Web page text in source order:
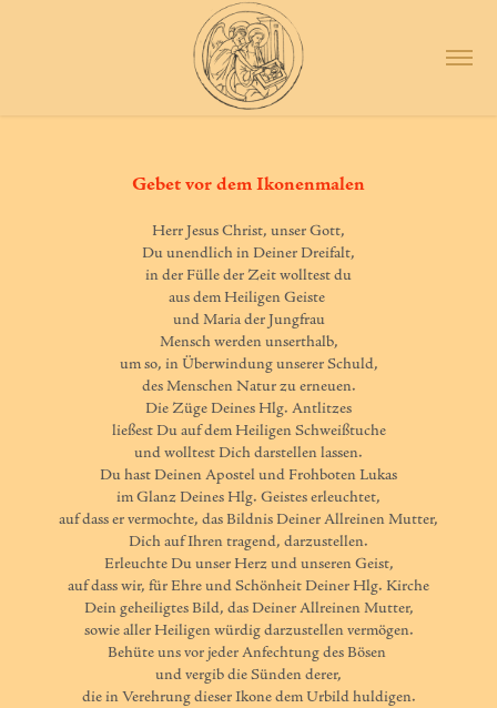
Gebet vor dem Ikonenmalen
Herr Jesus Christ, unser Gott,
Du unendlich in Deiner Dreifalt,
in der Fülle der Zeit wolltest du
aus dem Heiligen Geiste
und Maria der Jungfrau
Mensch werden unserthalb,
um so, in Überwindung unserer Schuld,
des Menschen Natur zu erneuen.
Die Züge Deines Hlg. Antlitzes
ließest Du auf dem Heiligen Schweißtuche
und wolltest Dich darstellen lassen.
Du hast Deinen Apostel und Frohboten Lukas
im Glanz Deines Hlg. Geistes erleuchtet,
auf dass er vermochte, das Bildnis Deiner Allreinen Mutter,
Dich auf Ihren tragend, darzustellen.
Erleuchte Du unser Herz und unseren Geist,
auf dass wir, für Ehre und Schönheit Deiner Hlg. Kirche
Dein geheiligtes Bild, das Deiner Allreinen Mutter,
sowie aller Heiligen würdig darzustellen vermögen.
Behüte uns vor jeder Anfechtung des Bösen
und vergib die Sünden derer,
die in Verehrung dieser Ikone dem Urbild huldigen.